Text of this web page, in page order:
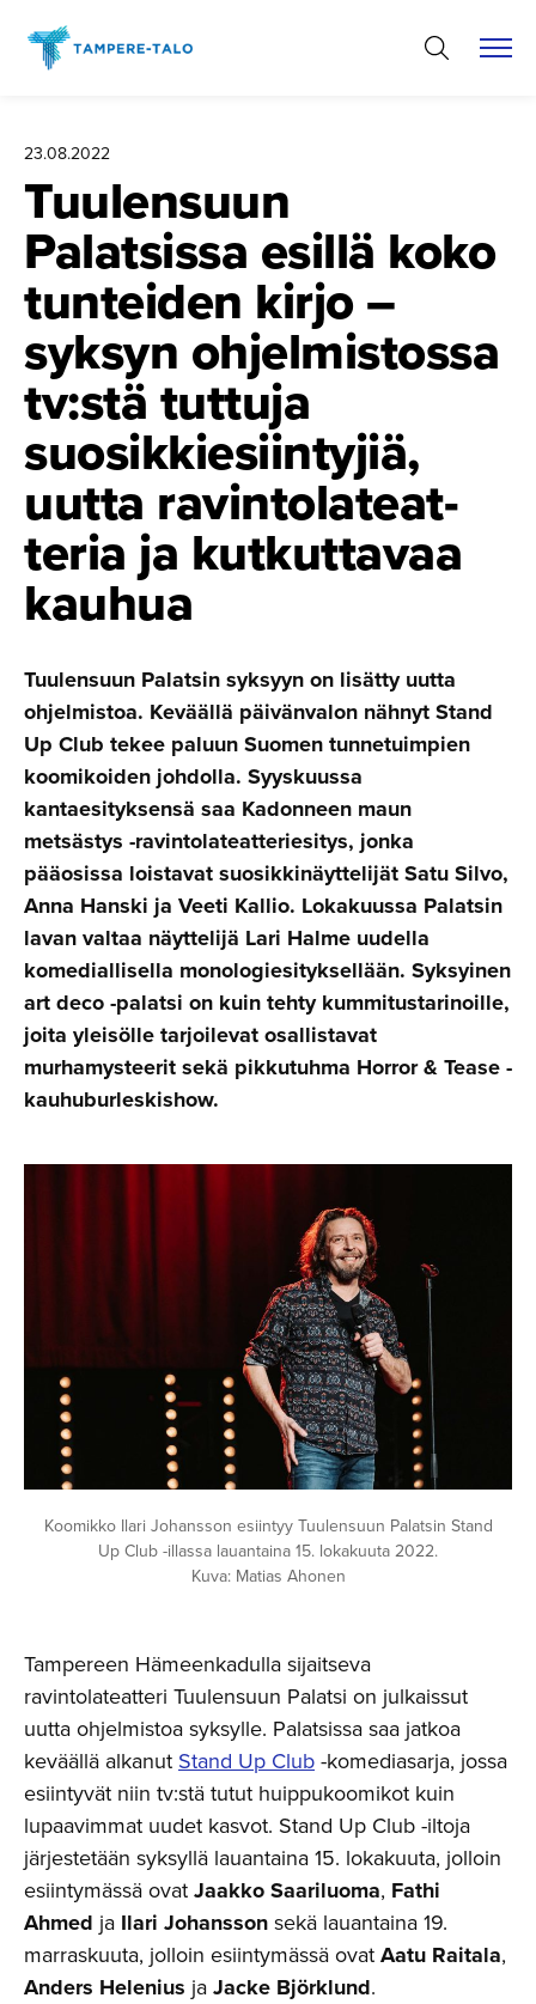
sisältöön
23.08.2022
Tuulensuun
Palatsissa esillä koko
tunteiden kirjo –
syksyn ohjelmis­tossa
tv:stä tuttuja
suosikkie­siin­tyjiä,
uutta ravintola­teat­
teria ja kutkuttavaa
kauhua
Tuulensuun Palatsin syksyyn on lisätty uutta
ohjelmistoa. Keväällä päivänvalon nähnyt Stand
Up Club tekee paluun Suomen tunnetuimpien
koomikoiden johdolla. Syyskuussa
kantaesityksensä saa Kadonneen maun
metsästys -ravintolateatteriesitys, jonka
pääosissa loistavat suosikkinäyttelijät Satu Silvo,
Anna Hanski ja Veeti Kallio. Lokakuussa Palatsin
lavan valtaa näyttelijä Lari Halme uudella
komediallisella monologiesityksellään. Syksyinen
art deco -palatsi on kuin tehty kummitustarinoille,
joita yleisölle tarjoilevat osallistavat
murhamysteerit sekä pikkutuhma Horror & Tease -
kauhuburleskishow.
Koomikko Ilari Johansson esiintyy Tuulensuun Palatsin Stand
Up Club -illassa lauantaina 15. lokakuuta 2022.
Kuva: Matias Ahonen
Tampereen Hämeenkadulla sijaitseva
ravintolateatteri Tuulensuun Palatsi on julkaissut
uutta ohjelmistoa syksylle. Palatsissa saa jatkoa
keväällä alkanut Stand Up Club-komediasarja, jossa
esiintyvät niin tv:stä tutut huippukoomikot kuin
lupaavimmat uudet kasvot. Stand Up Club -iltoja
järjestetään syksyllä lauantaina 15. lokakuuta, jolloin
esiintymässä ovatJaakko Saariluoma, Fathi
Ahmed ja Ilari Johanssonsekä lauantaina 19.
marraskuuta, jolloin esiintymässä ovatAatu Raitala,
Anders Helenius jaJacke Björklund.